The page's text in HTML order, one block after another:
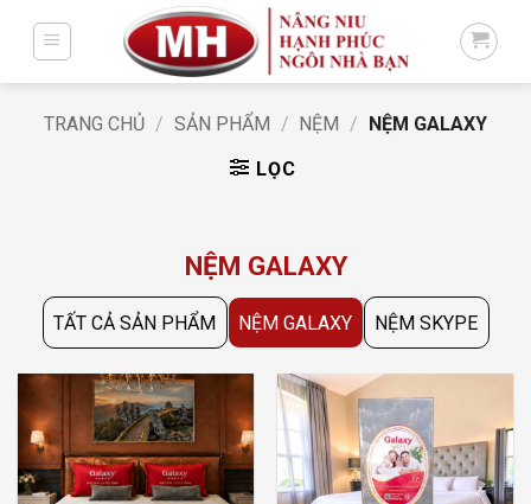
TRANG CHỦ / SẢN PHẨM / NỆM / NỆM GALAXY
LỌC
NỆM GALAXY
TẤT CẢ SẢN PHẨM NỆM GALAXY NỆM SKYPE